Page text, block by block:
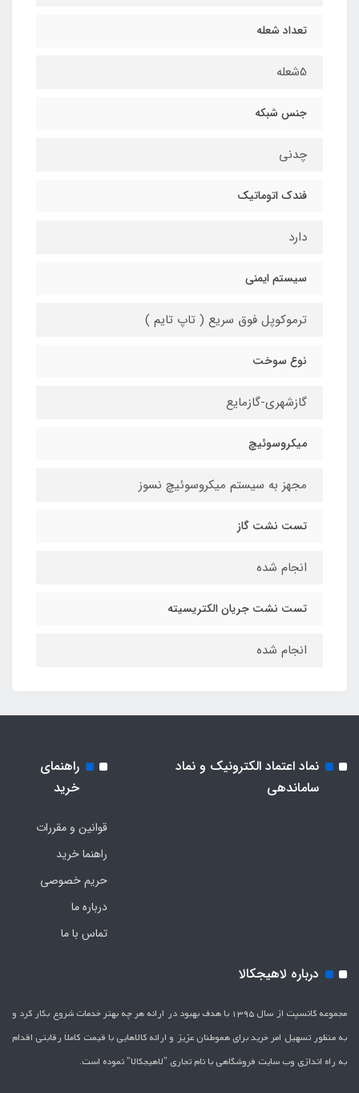
تعداد شعله
5شعله
جنس شبکه
چدنی
فندک اتوماتیک
دارد
سیستم ایمنی
ترموکوپل فوق سریع ( تاپ تایم )
نوع سوخت
گازشهری-گازمایع
میکروسوئیچ
مجهز به سیستم میکروسوئیچ نسوز
تست نشت گاز
انجام شده
تست نشت جریان الکتریسیته
انجام شده
نماد اعتماد الکترونیک و نماد
ساماندهی
راهنمای
خرید
قوانین و مقررات
راهنما خرید
حریم خصوصی
درباره ما
تماس با ما
درباره لاهیجکالا
مجموعه کانسپت از سال 1395 با هدف بهبود در ارائه هر چه بهتر خدمات شروع بکار کرد و
به منظور تسهیل امر خرید برای هموطنان عزیز و ارائه کالاهایی با قیمت کاملاَ رقابتی اقدام
به راه اندازی وب سایت فروشگاهی با نام تجاری "لاهیج­کالا" نموده است.